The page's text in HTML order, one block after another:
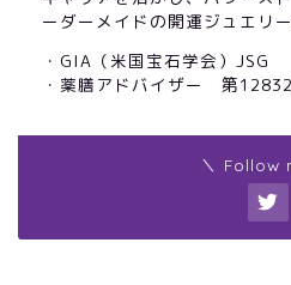
ーダーメイドの開運ジュエリ
・GIA（米国宝石学会）JSG
・薬膳アドバイザー 第
＼ Follow